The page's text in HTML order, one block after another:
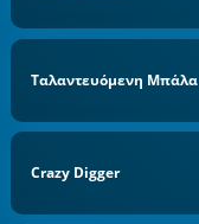
Ταλαντευόμενη Μπάλα
Crazy Digger